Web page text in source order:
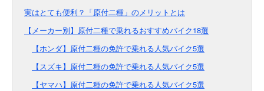
実はとても便利？「原付二種」のメリットとは
【メーカー別】原付二種で乗れるおすすめバイク18選
【ホンダ】原付二種の免許で乗れる人気バイク5選
【スズキ】原付二種の免許で乗れる人気バイク5選
【ヤマハ】原付二種の免許で乗れる人気バイク5選